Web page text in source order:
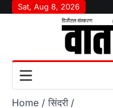
SkipSat, Aug 8, 2026
Home
सिंदरी